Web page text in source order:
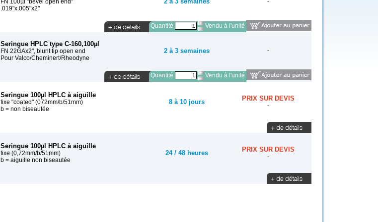
FN 100µl "bevel open end"
.019"x.005"x2"
Quantité Vendu à l'unité
Seringue HPLC type C-160,100µl
FN 22GAx2", blunt tip open end
Pour Valco/Cheminert/Rheodyne
2 à 3 semaines -
Quantité Vendu à l'unité
Seringue 100µl HPLC à aiguille
fixe "coated" (072mm/b/51mm)
b = non biseautée
8 à 10 jours PRIX SUR DEVIS
-
Seringue 100µl HPLC à aiguille
fixe (0,72mm/b/51mm)
b = aiguille non biseautée
24 / 48 heures PRIX SUR DEVIS
-